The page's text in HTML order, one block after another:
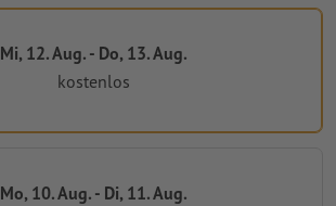
Mi, 12. Aug. - Do, 13. Aug.
kostenlos
Mo, 10. Aug. - Di, 11. Aug.